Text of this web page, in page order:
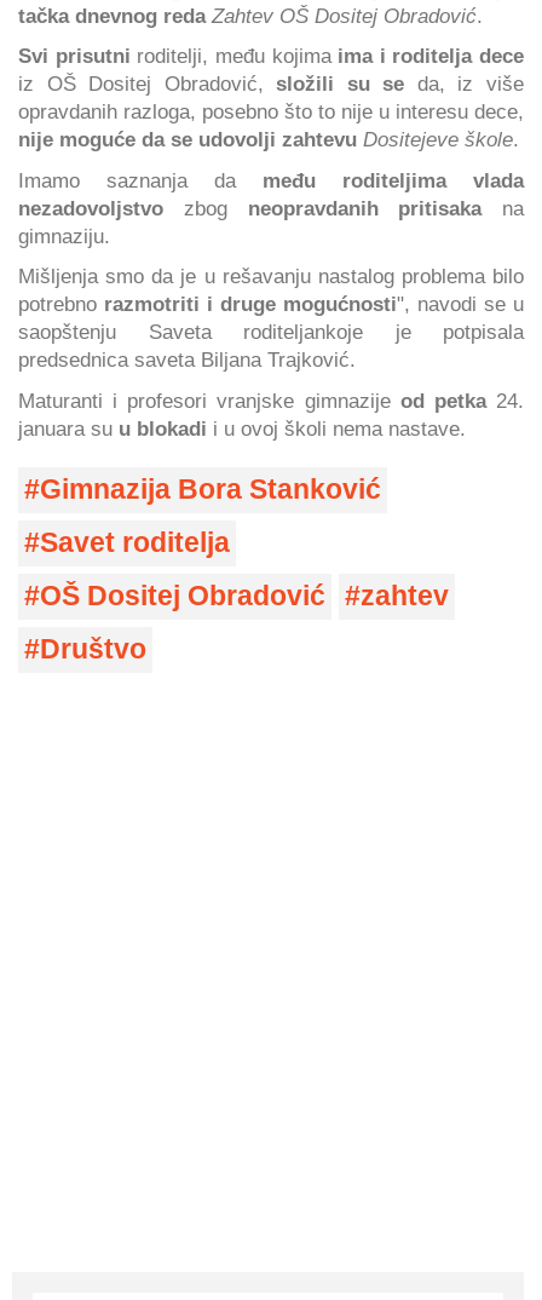
tačka dnevnog reda Zahtev OŠ Dositej Obradović.
Svi prisutni roditelji, među kojima ima i roditelja dece
iz OŠ Dositej Obradović, složili su se da, iz više
opravdanih razloga, posebno što to nije u interesu dece,
nije moguće da se udovolji zahtevu Dositejeve škole.
Imamo saznanja da među roditeljima vlada
nezadovoljstvo zbog neopravdanih pritisakana
gimnaziju.
Mišljenja smo da je u rešavanju nastalog problema bilo
potrebno razmotriti i druge mogućnosti", navodi se u
saopštenju Saveta roditeljankoje je potpisala
predsednica saveta Biljana Trajković.
Maturanti i profesori vranjske gimnazije od petka24.
januara su u blokadi i u ovoj školi nema nastave.
Gimnazija Bora Stanković
Savet roditelja
OŠ Dositej Obradović
zahtev
Društvo